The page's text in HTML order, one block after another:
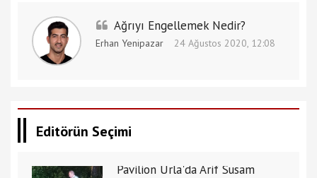
Ağrıyı Engellemek Nedir?
Erhan Yenipazar 24 Ağustos 2020, 12:08
Editörün Seçimi
Pavilion Urla'da Arif Susam